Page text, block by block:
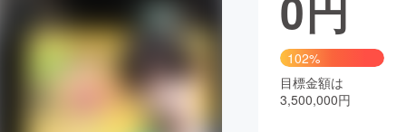
ビジネス・起業 チャレンジ
CAMPFIRE for Social Good
102%
目標金額は
3,500,000円